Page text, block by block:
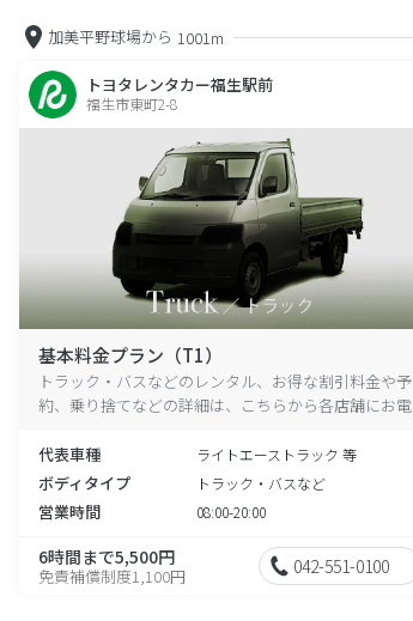
加美平野球場から 1001m
トヨタレンタカー福生駅前
福生市東町2-8
基本料金プラン（T1）
トラック・バスなどのレンタル、お得な割引料金や予
約、乗り捨てなどの詳細は、こちらから各店舗にお電
代表車種
ライトエーストラック 等
ボディタイプ トラック・バスなど
営業時間 08:00-20:00
6時間まで5,500円
免責補償制度1,100円 042-551-0100